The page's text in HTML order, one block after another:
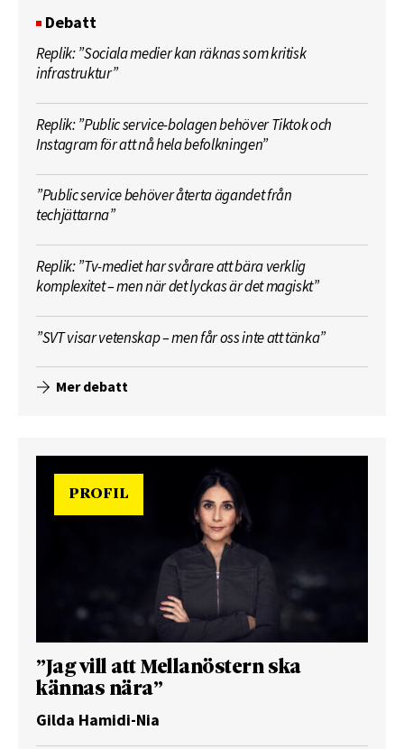
Debatt
Replik: ”Sociala medier kan räknas som kritisk
infrastruktur”
Replik: ”Public service-bolagen behöver Tiktok och
Instagram för att nå hela befolkningen”
”Public service behöver återta ägandet från
techjättarna”
Replik: ”Tv-mediet har svårare att bära verklig
komplexitet – men när det lyckas är det magiskt”
”SVT visar vetenskap – men får oss inte att tänka”
Mer debatt
PROFIL
”Jag vill att Mellanöstern ska
kännas nära”
Gilda Hamidi-Nia